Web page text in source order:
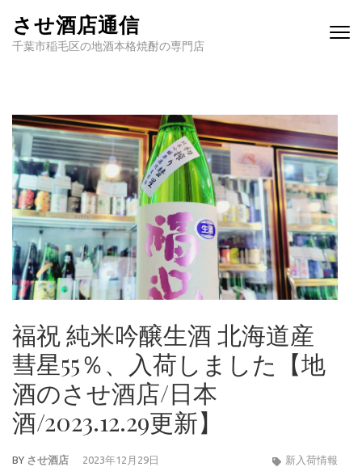
させ酒店通信
千葉市稲毛区の地酒本格焼酎の専門店
福祝 純米吟醸生酒 北海道産
彗星55％、入荷しました【地
酒のさせ酒店/日本
酒/2023.12.29更新】
BY させ酒店 2023年12月29日 新入荷情報